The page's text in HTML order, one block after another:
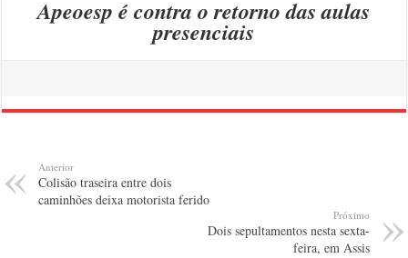
Apeoesp é contra o retorno das aulas
presenciais
Anterior
Colisão traseira entre dois
caminhões deixa motorista ferido
Próximo
Dois sepultamentos nesta sexta-
feira, em Assis